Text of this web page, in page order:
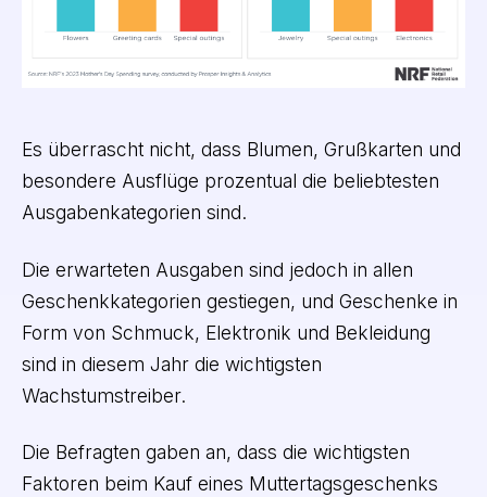
Es überrascht nicht, dass Blumen, Grußkarten und
besondere Ausflüge prozentual die beliebtesten
Ausgabenkategorien sind.
Die erwarteten Ausgaben sind jedoch in allen
Geschenkkategorien gestiegen, und Geschenke in
Form von Schmuck, Elektronik und Bekleidung
sind in diesem Jahr die wichtigsten
Wachstumstreiber.
Die Befragten gaben an, dass die wichtigsten
Faktoren beim Kauf eines Muttertagsgeschenks